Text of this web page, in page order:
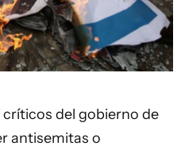
críticos del gobierno de
antisemitas o